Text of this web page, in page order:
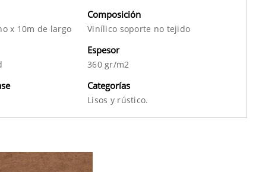
x 10m de largo
Composición
Vinílico soporte no tejido
Espesor
360 gr/m2
Categorías
Lisos y rústico.